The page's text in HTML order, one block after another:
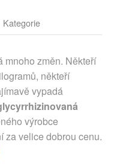
Kategorie
mnoho změn. Někteří
někteří
vypadá
výrobce
za velice dobrou cenu.